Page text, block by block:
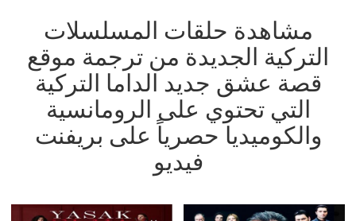
مشاهدة حلقات المسلسلات
التركية الجديدة من ترجمة موقع
قصة عشق جديد الداما التركية
التي تحتوي على الرومانسية
والكوميديا حصرياً على بريفنت
فيديو